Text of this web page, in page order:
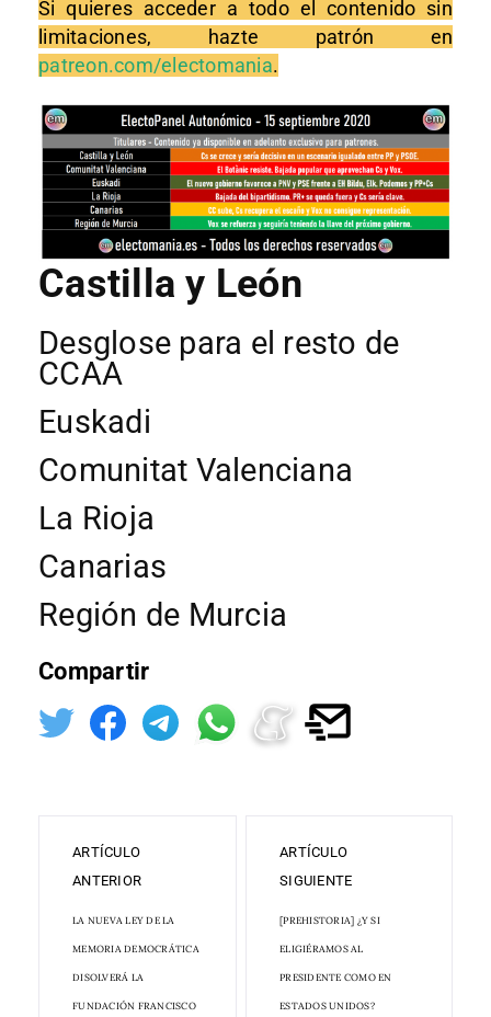
Si quieres acceder a todo el contenido sin
limitaciones, hazte patrón en
patreon.com/electomania.
Castilla y León
Desglose para el resto de
CCAA
Euskadi
Comunitat Valenciana
La Rioja
Canarias
Región de Murcia
Compartir
ARTÍCULO
ANTERIOR
LA NUEVA LEY DE LA
MEMORIA DEMOCRÁTICA
DISOLVERÁ LA
FUNDACIÓN FRANCISCO
ARTÍCULO
SIGUIENTE
[PREHISTORIA] ¿Y SI
ELIGIÉRAMOS AL
PRESIDENTE COMO EN
ESTADOS UNIDOS?